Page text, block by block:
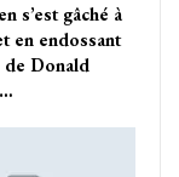
s’est gâché à
en endossant
de Donald